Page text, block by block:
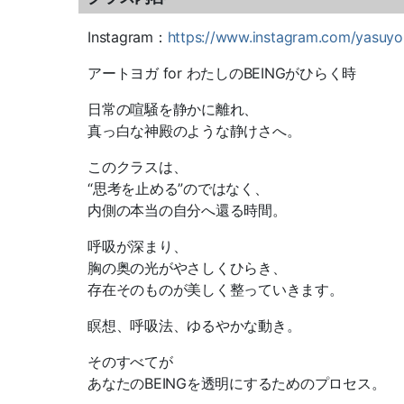
Instagram： https://www.instagram.com/
アートヨガ for わたしのBEINGがひらく時
日常の喧騒を静かに離れ、
真っ白な神殿のような静けさへ。
このクラスは、
“思考を止める”のではなく、
内側の本当の自分へ還る時間。
呼吸が深まり、
胸の奥の光がやさしくひらき、
存在そのものが美しく整っていきます。
瞑想、呼吸法、ゆるやかな動き。
そのすべてが
あなたのBEINGを透明にするためのプロセス。